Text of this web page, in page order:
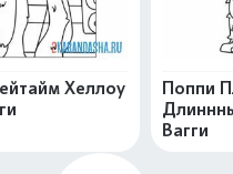
Хеллоу
Поппи
Вагги